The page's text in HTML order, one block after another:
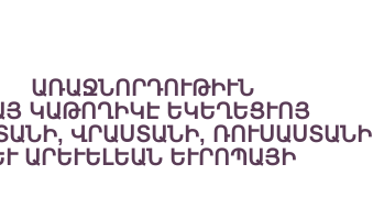
ԱՌԱՋՆՈՐԴՈՒԹԻՒՆ
ԿԱԹՈՂԻԿԷ ԵԿԵՂԵՑՒՈՅ
ՎՐԱՍՏԱՆԻ, ՌՈՒՍԱՍՏԱՆԻ
ԱՐԵՒԵԼԵԱՆ ԵՒՐՈՊԱՅԻ